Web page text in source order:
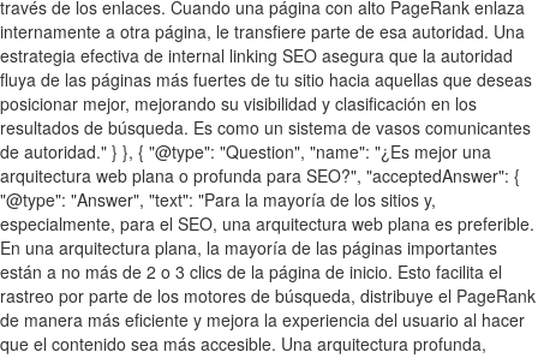
través de los enlaces. Cuando una página con alto PageRank enlaza
internamente a otra página, le transfiere parte de esa autoridad. Una
estrategia efectiva de internal linking SEO asegura que la autoridad
fluya de las páginas más fuertes de tu sitio hacia aquellas que deseas
posicionar mejor, mejorando su visibilidad y clasificación en los
resultados de búsqueda. Es como un sistema de vasos comunicantes
de autoridad." } }, { "@type": "Question", "name": "¿Es mejor una
arquitectura web plana o profunda para SEO?", "acceptedAnswer": {
"@type": "Answer", "text": "Para la mayoría de los sitios y,
especialmente, para el SEO, una arquitectura web plana es preferible.
En una arquitectura plana, la mayoría de las páginas importantes
están a no más de 2 o 3 clics de la página de inicio. Esto facilita el
rastreo por parte de los motores de búsqueda, distribuye el PageRank
de manera más eficiente y mejora la experiencia del usuario al hacer
que el contenido sea más accesible. Una arquitectura profunda,